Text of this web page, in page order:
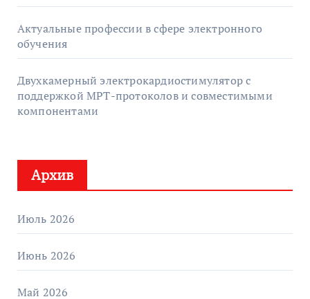
Актуальные профессии в сфере электронного
обучения
Двухкамерный электрокардиостимулятор с
поддержкой МРТ-протоколов и совместимыми
компонентами
Архив
Июль 2026
Июнь 2026
Май 2026